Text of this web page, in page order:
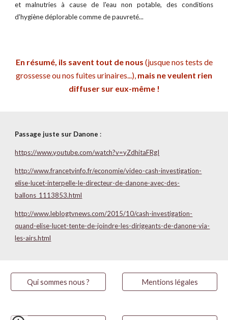
et malnutries à cause de l'eau non potable, des conditions
d'hygiène déplorable comme de pauvreté...
En résumé, ils savent tout de nous (jusque nos tests de
grossesse ou nos fuites urinaires...), mais ne veulent rien
diffuser sur eux-même !
Passage juste sur Danone :
https://www.youtube.com/watch?v=yZdhitaFRgI
http://www.francetvinfo.fr/economie/video-cash-investigation-
elise-lucet-interpelle-le-directeur-de-danone-avec-des-
ballons_1113853.html
http://www.leblogtvnews.com/2015/10/cash-investigation-
quand-elise-lucet-tente-de-joindre-les-dirigeants-de-danone-via-
les-airs.html
Qui sommes nous ? Mentions légales